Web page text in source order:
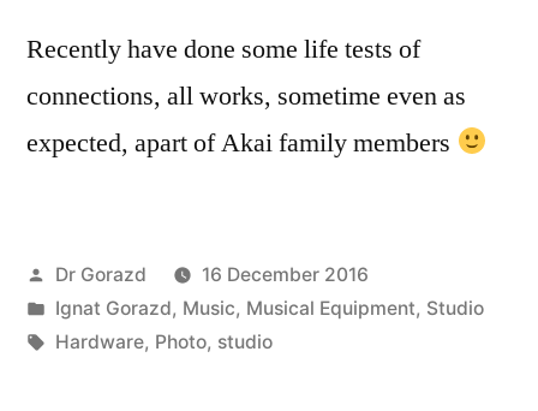
Recently have done some life tests of
connections, all works, sometime even as
expected, apart of Akai family members
Posted
by
Dr Gorazd
16 December 2016
Posted
in
Ignat Gorazd, Music, Musical Equipment, Studio
Tags:
Hardware, Photo, studio